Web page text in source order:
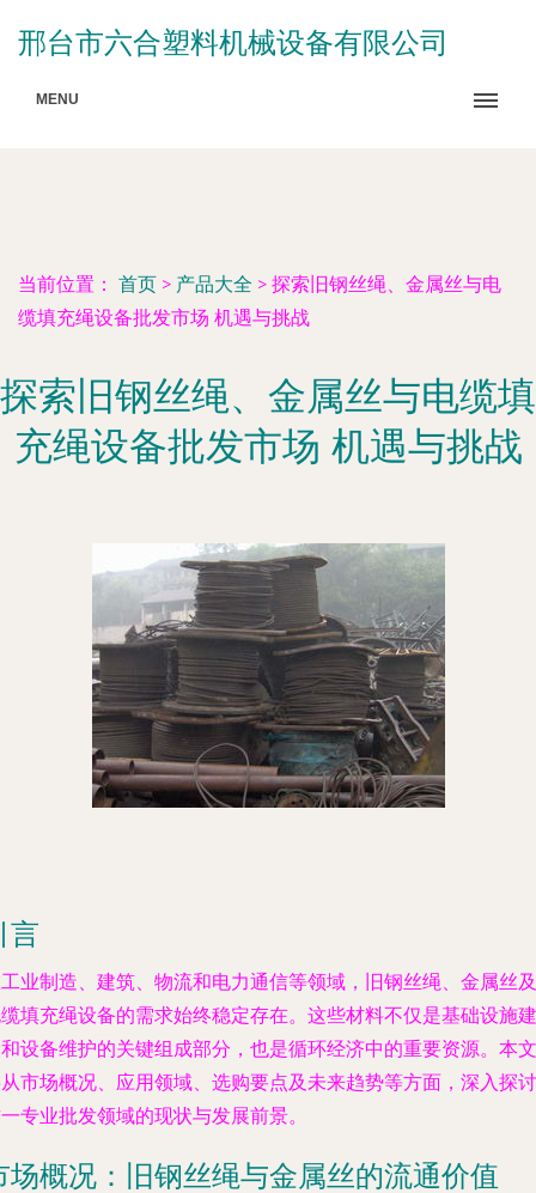
邢台市六合塑料机械设备有限公司
MENU
当前位置： 首页 > 产品大全 > 探索旧钢丝绳、金属丝与电
缆填充绳设备批发市场 机遇与挑战
探索旧钢丝绳、金属丝与电缆填
充绳设备批发市场 机遇与挑战
言
业制造、建筑、物流和电力通信等领域，旧钢丝绳、金属丝及
填充绳设备的需求始终稳定存在。这些材料不仅是基础设施建
设备维护的关键组成部分，也是循环经济中的重要资源。本文
市场概况、应用领域、选购要点及未来趋势等方面，深入探讨
专业批发领域的现状与发展前景。
场概况：旧钢丝绳与金属丝的流通价值